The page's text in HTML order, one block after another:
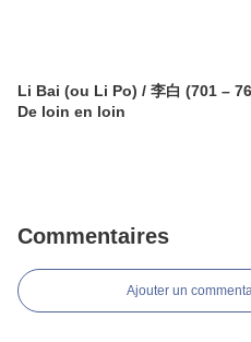
Li Bai (ou Li Po) / 李白 (701 –
De loin en loin
Commentaires
Ajouter un